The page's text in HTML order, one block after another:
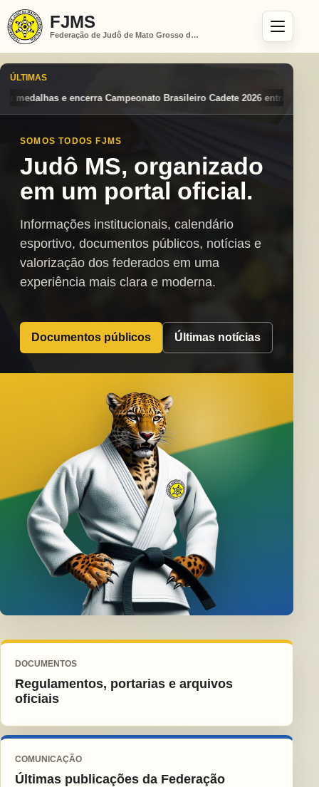
FJMS
Federação de Judô de Mato Grosso do Sul
ÚLTIMAS
Brasileiro Cadete 2026 entre os destaques nacionais Mato
SOMOS TODOS FJMS
Judô MS, organizado
em um portal oficial.
Informações institucionais, calendário
esportivo, documentos públicos, notícias e
valorização dos federados em uma
experiência mais clara e moderna.
Documentos públicos Últimas notícias
DOCUMENTOS
Regulamentos, portarias e arquivos
oficiais
COMUNICAÇÃO
Últimas publicações da Federação